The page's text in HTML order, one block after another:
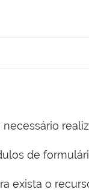
necessário
de
exista o